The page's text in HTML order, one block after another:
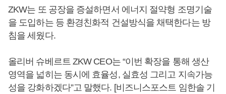
ZKW는 또 공장을 증설하면서 에너지 절약형 조명기술
을 도입하는 등 환경친화적 건설방식을 채택한다는 방
침을 세웠다.
올리버 슈베르트 ZKW CEO는 “이번 확장을 통해 생산
영역을 넓히는 동시에 효율성, 실효성 그리고 지속가능
성을 강화하겠다”고 말했다. [비즈니스포스트 임한솔 기